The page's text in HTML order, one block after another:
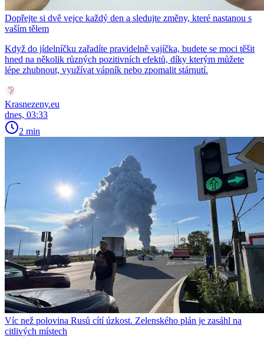
Dopřejte si dvě vejce každý den a sledujte změny, které nastanou s
vaším tělem
Když do jídelníčku zařadíte pravidelně vajíčka, budete se moci těšit
hned na několik různých pozitivních efektů, díky kterým můžete
lépe zhubnout, využívat vápník nebo zpomalit stárnutí.
Krasnezeny.eu
dnes, 03:33
2 min
Víc než polovina Rusů cítí úzkost. Zelenského plán je zasáhl na
citlivých místech